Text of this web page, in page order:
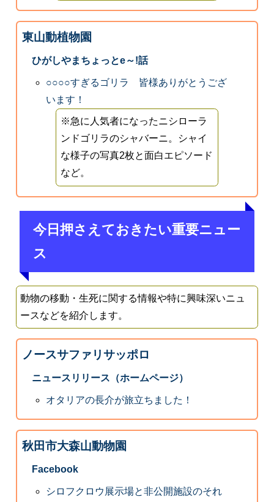
東山動植物園
ひがしやまちょっとe～!話
○○○○すぎるゴリラ 皆様ありがとうござ
います！
※急に人気者になったニシローラ
ンドゴリラのシャバーニ。シャイ
な様子の写真2枚と面白エピソード
など。
今日押さえておきたい重要ニュー
ス
動物の移動・生死に関する情報や特に興味深いニュ
ースなどを紹介します。
ノースサファリサッポロ
ニュースリリース（ホームページ）
オタリアの長介が旅立ちました！
秋田市大森山動物園
Facebook
シロフクロウ展示場と非公開施設のそれ